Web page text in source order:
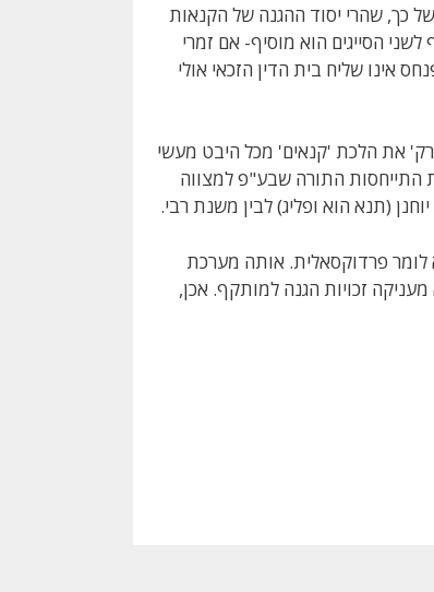
כך, שהרי יסוד ההגנה של הקנאות
הסייגים הוא מוסיף- אם זמרי
אינו שליח בית הדין הזכאי אולי
את הלכת 'קנאים' מכל היבט מעשי
התייחסות התורה שבע"פ למצווה
(תנא הוא ופליג) לבין משנת רבי.
פרדוקסאלית. אותה מערכת
זכויות הגנה למותקף. אכן,